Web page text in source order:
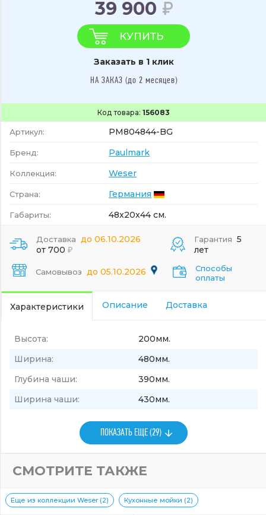
Код товара: 156083
Артикул: PM804844-BG
Бренд: Paulmark
Коллекция: Weser
Страна: Германия
Габариты: 48x20x44 см.
39 900
КУПИТЬ
Заказать в 1 клик
НА ЗАКАЗ (до 2 месяцев)
Доставка до 06.10.2026
от 700
Самовывоз до 05.10.2026
Гарантия 5
лет
Способы
оплаты
Характеристики Описание Доставка
Высота:
200мм.
Ширина:
480мм.
Глубина чаши:
390мм.
Ширина чаши:
430мм.
ПОКАЗАТЬ ЕЩЕ (29)
СМОТРИТЕ ТАКЖЕ
Еще из коллекции Weser (2) Кухонные мойки (2)